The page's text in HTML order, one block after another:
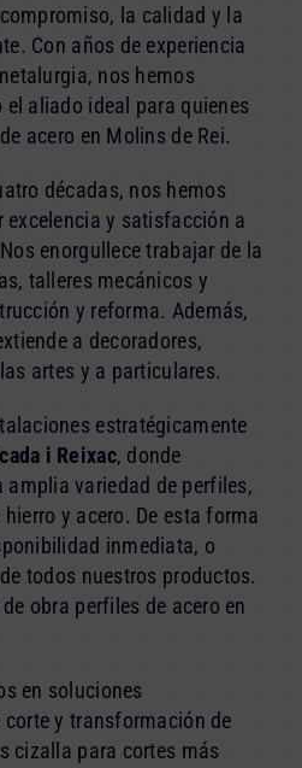
la calidad y la
Con años de experiencia
nos hemos
aliado ideal para quienes
acero en Molins de Rei.
décadas, nos hemos
excelencia y satisfacción a
enorgullece trabajar de la
talleres mecánicos y
y reforma. Además,
a decoradores,
artes y a particulares.
estratégicamente
i Reixac, donde
amplia variedad de perfiles,
y acero. De esta forma
inmediata, o
todos nuestros productos.
obra perfiles de acero en
en soluciones
y transformación de
cizalla para cortes más